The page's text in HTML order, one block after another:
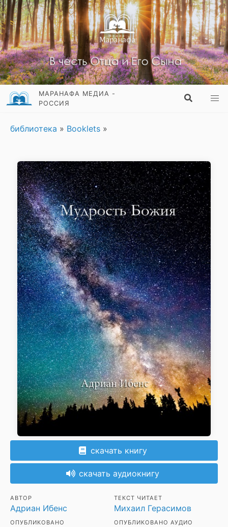
МАРАНАФА МЕДИА -
РОССИЯ
библиотека » Booklets »
скачать книгу
скачать аудиокнигу
АВТОР
Адриан Ибенс
ТЕКСТ ЧИТАЕТ
Михаил Герасимов
ОПУБЛИКОВАНО ОПУБЛИКОВАНО АУДИО